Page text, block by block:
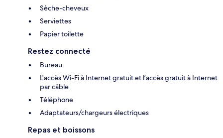
Sèche-cheveux
Serviettes
Papier toilette
Restez connecté
Bureau
L'accès Wi-Fi à Internet gratuit et l’accès gratuit à Internet
par câble
Téléphone
Adaptateurs/chargeurs électriques
Repas et boissons